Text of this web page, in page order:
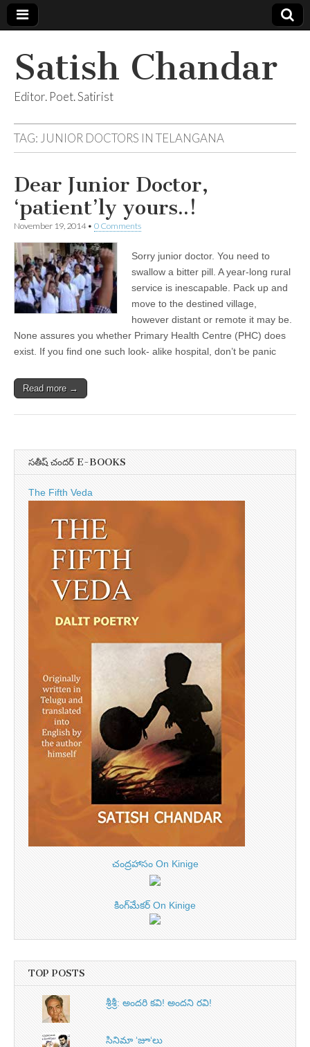
Satish Chandar
Editor. Poet. Satirist
TAG: JUNIOR DOCTORS IN TELANGANA
Dear Junior Doctor,
‘patient’ly yours..!
November 19, 2014• 0 Comments
Sorry junior doctor. You need to
swallow a bitter pill. A year-long rural
service is inescapable. Pack up and
move to the destined village,
however distant or remote it may be.
None assures you whether Primary Health Centre (PHC) does
exist. If you find one such look- alike hospital, don’t be panic
Read more →
సతీష్ చందర్ E-BOOKS
The Fifth Veda
చంద్రహాసం On Kinige
కింగ్‌మేకర్ On Kinige
TOP POSTS
శ్రీశ్రీ: అందరి కవి! అందని రవి!
సినిమా ‘జూ‘లు